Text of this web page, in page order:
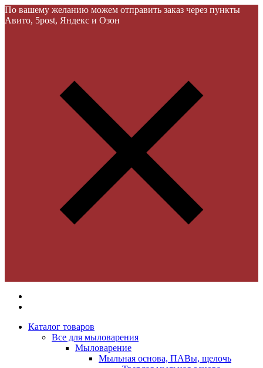
По вашему желанию можем отправить заказ через пункты
Авито, 5post, Яндекс и Озон
Каталог товаров
Все для мыловарения
Мыловарение
Мыльная основа, ПАВы, щелочь